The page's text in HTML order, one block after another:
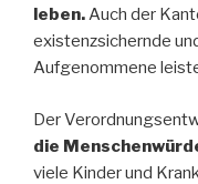
leben.Auch der
existenzsichernde
Aufgenommene
Der
die
viele Kinder und